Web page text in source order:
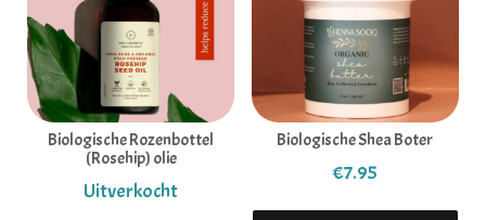
Biologische Rozenbottel
(Rosehip) olie
Biologische Shea Boter
€7.95